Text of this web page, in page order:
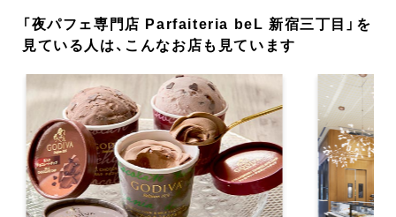
「夜パフェ専門店 Parfaiteria beL 新宿三丁目」を
見ている人は、こんなお店も見ています